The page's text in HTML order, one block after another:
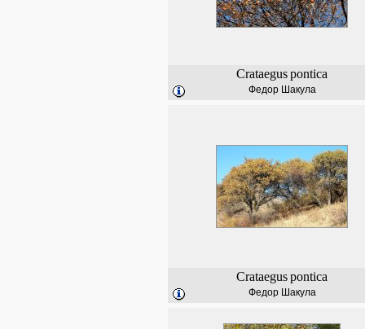
Crataeguspontica
Федор Шакула
Crataeguspontica
Федор Шакула